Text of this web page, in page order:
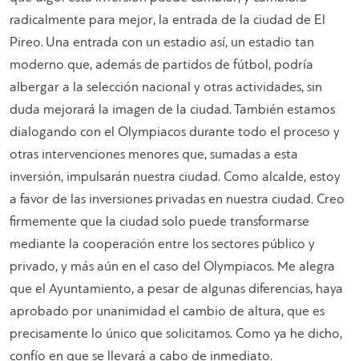
radicalmente para mejor, la entrada de la ciudad de El
Pireo. Una entrada con un estadio así, un estadio tan
moderno que, además de partidos de fútbol, podría
albergar a la selección nacional y otras actividades, sin
duda mejorará la imagen de la ciudad. También estamos
dialogando con el Olympiacos durante todo el proceso y
otras intervenciones menores que, sumadas a esta
inversión, impulsarán nuestra ciudad. Como alcalde, estoy
a favor de las inversiones privadas en nuestra ciudad. Creo
firmemente que la ciudad solo puede transformarse
mediante la cooperación entre los sectores público y
privado, y más aún en el caso del Olympiacos. Me alegra
que el Ayuntamiento, a pesar de algunas diferencias, haya
aprobado por unanimidad el cambio de altura, que es
precisamente lo único que solicitamos. Como ya he dicho,
confío en que se llevará a cabo de inmediato.